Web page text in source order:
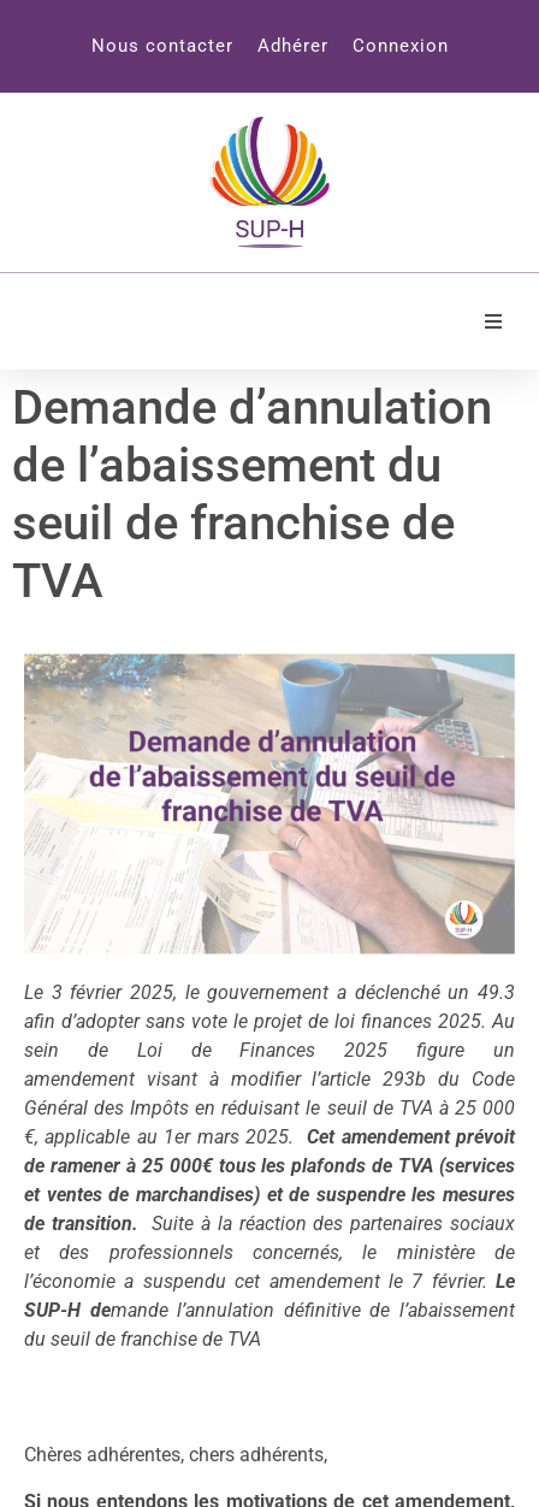
Nous contacter Adhérer Connexion
SUP-H
Professionnels
Particuliers
Connexion
Espace personnel
Demande d’annulation
de l’abaissement du
seuil de franchise de
TVA
Le 3 février 2025, le gouvernement a déclenché un 49.3
afin d’adopter sans vote le projet de loi finances 2025. Au
sein de Loi de Finances 2025 figure un
amendement visant à modifier l’article 293b du Code
Général des Impôts en réduisant le seuil de TVA à 25 000
€, applicable au 1er mars 2025.Cet amendement prévoit
de ramener à 25 000€ tous les plafonds de TVA (services
et ventes de marchandises) et de suspendre les mesures
de transition.
Suite à la réaction des partenaires sociaux
et des professionnels concernés, le ministère de
l’économie a suspendu cet amendement le 7 février. Le
SUP-H demande l’annulation définitive de l’abaissement
du seuil de franchise de TVA
Chères adhérentes, chers adhérents,
Si nous entendons les motivations de cet amendement,